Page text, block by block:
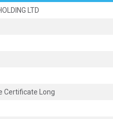
LTD
Certificate Long